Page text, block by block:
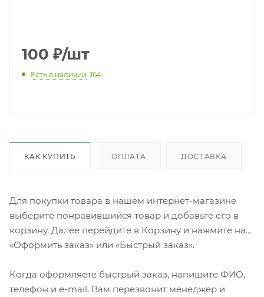
100 ₽/шт
Есть в наличии: 164
КАК КУПИТЬ ОПЛАТА ДОСТАВКА
Для покупки товара в нашем интернет-магазине
выберите понравившийся товар и добавьте его в
корзину. Далее перейдите в Корзину и нажмите на
«Оформить заказ» или «Быстрый заказ».
Когда оформляете быстрый заказ, напишите ФИО,
телефон и e-mail. Вам перезвонит менеджер и